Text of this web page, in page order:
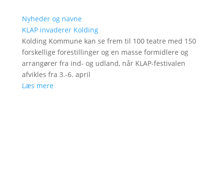
Nyheder og navne
KLAP invaderer Kolding
Kolding Kommune kan se frem til 100 teatre med 150
forskellige forestillinger og en masse formidlere og
arrangører fra ind- og udland, når KLAP-festivalen
afvikles fra 3.-6. april
Læs mere